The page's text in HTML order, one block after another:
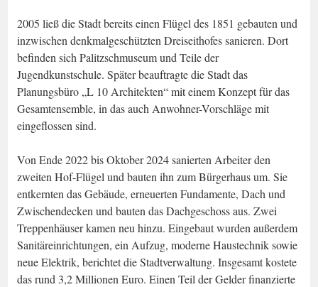
2005 ließ die Stadt bereits einen Flügel des 1851 gebauten und
inzwischen denkmalgeschützten Dreiseithofes sanieren. Dort
befinden sich Palitzschmuseum und Teile der
Jugendkunstschule. Später beauftragte die Stadt das
Planungsbüro „L 10 Architekten“ mit einem Konzept für das
Gesamtensemble, in das auch Anwohner-Vorschläge mit
eingeflossen sind.
Von Ende 2022 bis Oktober 2024 sanierten Arbeiter den
zweiten Hof-Flügel und bauten ihn zum Bürgerhaus um. Sie
entkernten das Gebäude, erneuerten Fundamente, Dach und
Zwischendecken und bauten das Dachgeschoss aus. Zwei
Treppenhäuser kamen neu hinzu. Eingebaut wurden außerdem
Sanitäreinrichtungen, ein Aufzug, moderne Haustechnik sowie
neue Elektrik, berichtet die Stadtverwaltung. Insgesamt kostete
das rund 3,2 Millionen Euro. Einen Teil der Gelder finanzierte